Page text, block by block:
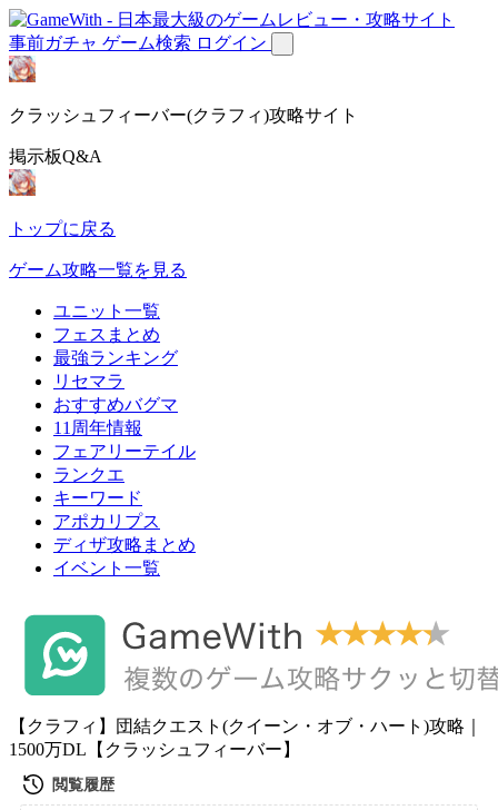
事前ガチャ ゲーム検索 ログイン
クラッシュフィーバー(クラフィ)攻略サイト
掲示板Q&A
トップに戻る
ゲーム攻略一覧を見る
ユニット一覧
フェスまとめ
最強ランキング
リセマラ
おすすめバグマ
11周年情報
フェアリーテイル
ランクエ
キーワード
アポカリプス
ディザ攻略まとめ
イベント一覧
【クラフィ】団結クエスト(クイーン・オブ・ハート)攻略｜
1500万DL【クラッシュフィーバー】